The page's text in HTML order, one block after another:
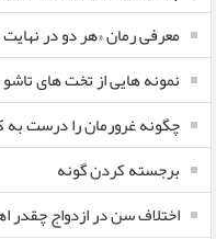
معرفی رمان «هر دو در
نمونه هایی از تخت های
چگونه غرورمان را درست به
برجسته کردن گونه
اختلاف سن در ازدواج چقدر